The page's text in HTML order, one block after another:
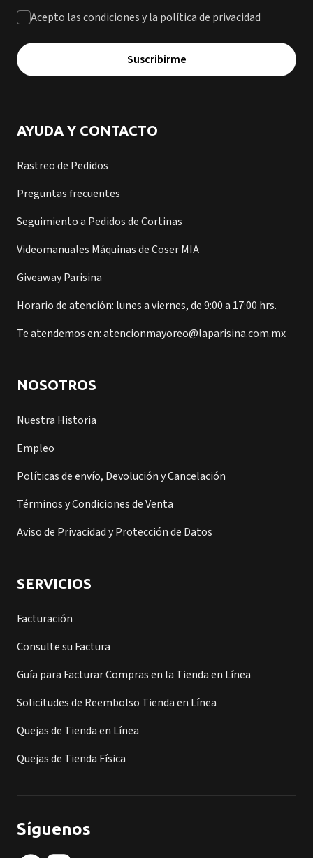
Acepto las condiciones y la política de privacidad
Suscribirme
AYUDA Y CONTACTO
Rastreo de Pedidos
Preguntas frecuentes
Seguimiento a Pedidos de Cortinas
Videomanuales Máquinas de Coser MIA
Giveaway Parisina
Horario de atención: lunes a viernes, de 9:00 a 17:00 hrs.
Te atendemos en: atencionmayoreo@laparisina.com.mx
NOSOTROS
Nuestra Historia
Empleo
Políticas de envío, Devolución y Cancelación
Términos y Condiciones de Venta
Aviso de Privacidad y Protección de Datos
SERVICIOS
Facturación
Consulte su Factura
Guía para Facturar Compras en la Tienda en Línea
Solicitudes de Reembolso Tienda en Línea
Quejas de Tienda en Línea
Quejas de Tienda Física
Síguenos